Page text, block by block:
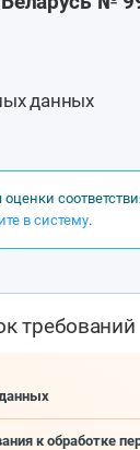
данных
в систему.
требований
к обработке